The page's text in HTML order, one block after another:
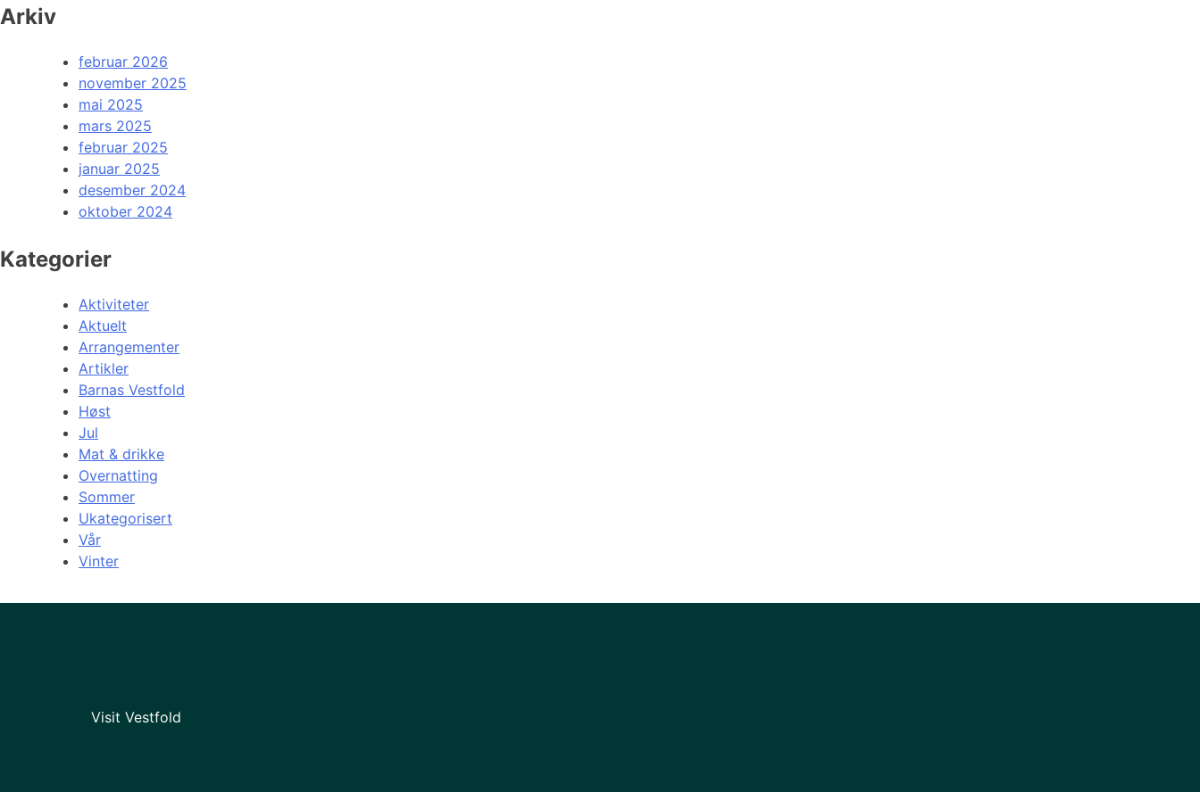
Arkiv
februar 2026
november 2025
mai 2025
mars 2025
februar 2025
januar 2025
desember 2024
oktober 2024
Kategorier
Aktiviteter
Aktuelt
Arrangementer
Artikler
Barnas Vestfold
Høst
Jul
Mat & drikke
Overnatting
Sommer
Ukategorisert
Vår
Vinter
Visit Vestfold